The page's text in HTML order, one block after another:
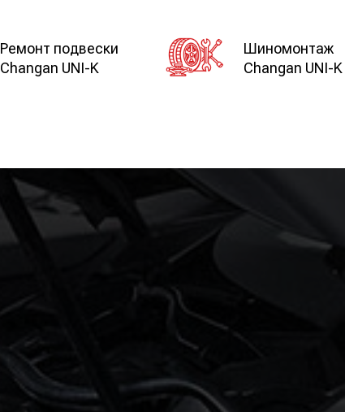
Ремонт подвески
Changan UNI-K
Шиномонтаж
Changan UNI-K